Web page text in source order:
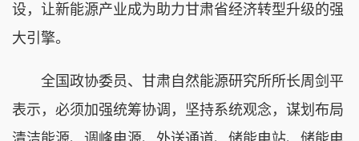
设，让新能源产业成为助力甘肃省经济转型升级的强
大引擎。
全国政协委员、甘肃自然能源研究所所长周剑平
表示，必须加强统筹协调，坚持系统观念，谋划布局